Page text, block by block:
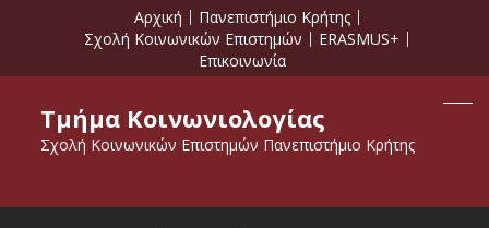
Αρχική
Πανεπιστήμιο Κρήτης
Σχολή Κοινωνικών Επιστημών
ERASMUS+
Επικοινωνία
Τμήμα Κοινωνιολογίας
Σχολή Κοινωνικών Επιστημών Πανεπιστήμιο Κρήτης